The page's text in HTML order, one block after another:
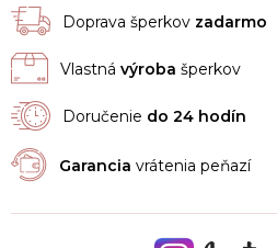
Doprava šperkov zadarmo
Vlastná výroba šperkov
Doručenie do 24 hodín
Garancia vrátenia peňazí